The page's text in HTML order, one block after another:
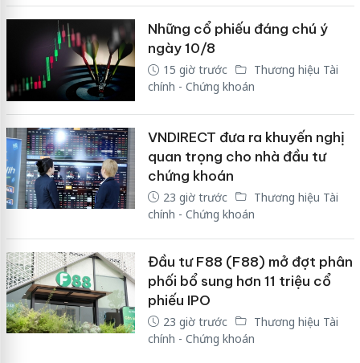
Những cổ phiếu đáng chú ý
ngày 10/8
15 giờ trước
Thương hiệu Tài
chính - Chứng khoán
VNDIRECT đưa ra khuyến nghị
quan trọng cho nhà đầu tư
chứng khoán
23 giờ trước
Thương hiệu Tài
chính - Chứng khoán
Đầu tư F88 (F88) mở đợt phân
phối bổ sung hơn 11 triệu cổ
phiếu IPO
23 giờ trước
Thương hiệu Tài
chính - Chứng khoán